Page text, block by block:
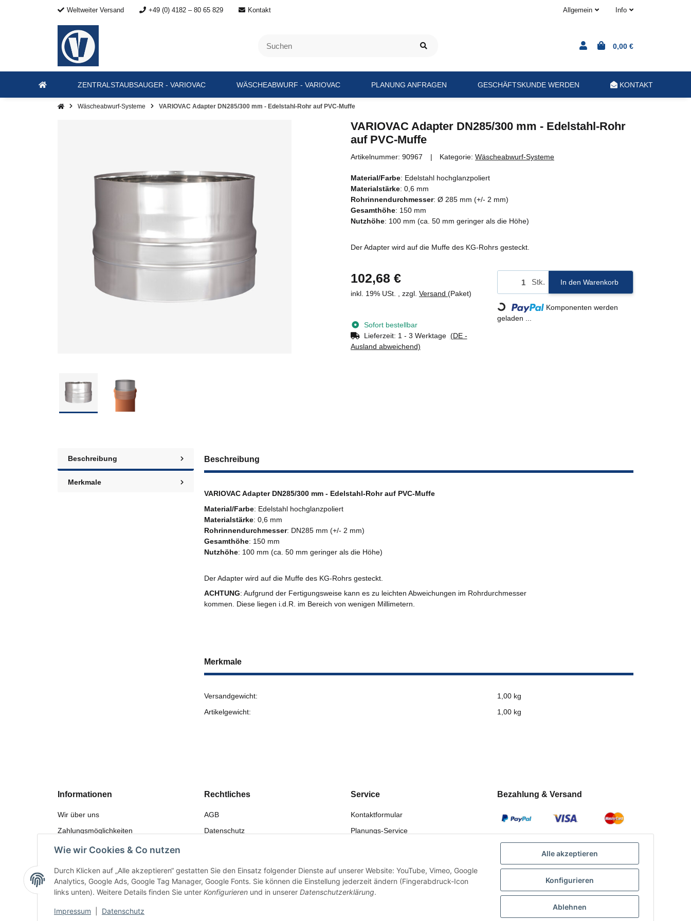
Weltweiter Versand +49 (0) 4182 – 80 65 829 Kontakt Allgemein Info
0,00 €
ZENTRALSTAUBSAUGER - VARIOVAC WÄSCHEABWURF - VARIOVAC PLANUNG ANFRAGEN GESCHÄFTSKUNDE WERDEN KONTAKT
Wäscheabwurf-Systeme VARIOVAC Adapter DN285/300 mm - Edelstahl-Rohr auf PVC-Muffe
VARIOVAC Adapter DN285/300 mm - Edelstahl-Rohr
auf PVC-Muffe
Artikelnummer: 90967 Kategorie: Wäscheabwurf-Systeme
Material/Farbe: Edelstahl hochglanzpoliert
Materialstärke: 0,6 mm
Rohrinnendurchmesser: Ø 285 mm (+/- 2 mm)
Gesamthöhe: 150 mm
Nutzhöhe: 100 mm (ca. 50 mm geringer als die Höhe)
Der Adapter wird auf die Muffe des KG-Rohrs gesteckt.
102,68 €
inkl. 19% USt. , zzgl. Versand (Paket)
Sofort bestellbar
Lieferzeit: 1 - 3 Werktage (DE -
Ausland abweichend)
Stk. In den Warenkorb
Loading...
Komponenten werden
geladen ...
Beschreibung
Merkmale
Beschreibung
VARIOVAC Adapter DN285/300 mm - Edelstahl-Rohr auf PVC-Muffe
Material/Farbe: Edelstahl hochglanzpoliert
Materialstärke: 0,6 mm
Rohrinnendurchmesser: DN285 mm (+/- 2 mm)
Gesamthöhe: 150 mm
Nutzhöhe: 100 mm (ca. 50 mm geringer als die Höhe)
Der Adapter wird auf die Muffe des KG-Rohrs gesteckt.
ACHTUNG: Aufgrund der Fertigungsweise kann es zu leichten Abweichungen im Rohrdurchmesser
kommen. Diese liegen i.d.R. im Bereich von wenigen Millimetern.
Merkmale
Versandgewicht:
1,00 kg
Artikelgewicht:
1,00 kg
Informationen
Wir über uns
Zahlungsmöglichkeiten
Versandinformationen
Bewerten
Rechtliches
AGB
Datenschutz
Impressum
Service
Kontaktformular
Planungs-Service
Retouren-Service
Bezahlung & Versand
Wie wir Cookies & Co nutzen
Durch Klicken auf „Alle akzeptieren“ gestatten Sie den Einsatz folgender Dienste auf unserer Website: YouTube, Vimeo, Google
Analytics, Google Ads, Google Tag Manager, Google Fonts. Sie können die Einstellung jederzeit ändern (Fingerabdruck-Icon
links unten). Weitere Details finden Sie unter Konfigurieren und in unserer Datenschutzerklärung.
Impressum Datenschutz
Alle akzeptieren
Konfigurieren
Ablehnen